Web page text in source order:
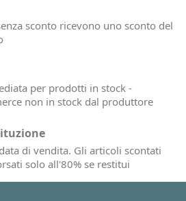
sconto ricevono uno sconto del
per prodotti in stock -
non in stock dal produttore
di vendita. Gli articoli scontati
solo all'80% se restitui